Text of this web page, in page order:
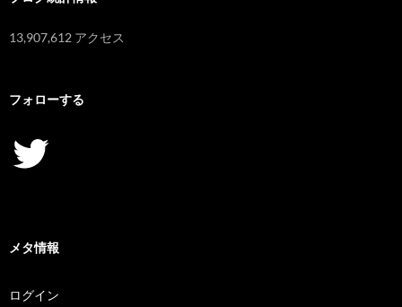
13,907,612 アクセス
フォローする
Twitter
メタ情報
ログイン